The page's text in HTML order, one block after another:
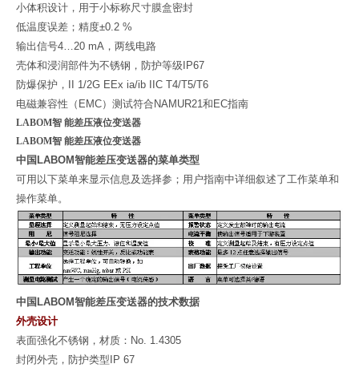
小体积设计，用于小标称尺寸膜盒密封
低温度误差；精度±0.2 %
输出信号4…20 mA ，两线电路
壳体和浸润部件为不锈钢，防护等级 IP67
防爆保护，
II 1/2G EEx ia/ib IIC T4/T5/T6
电磁兼容性（ EMC）测试符合 NAMUR21 和 EC指南
LABOM智 能差压液位变送器
LABOM智 能差压液位变送器
中国 LABOM智能差压变送器的菜单类型
可用以下菜单来显示信息及选择参；用户指南中详细叙述了工作菜单和
操作菜单。
中国 LABOM智能差压变送器的技术数据
外壳设计
表面强化不锈钢，材质： No. 1.4305
封闭外壳，防护类型 IP 67